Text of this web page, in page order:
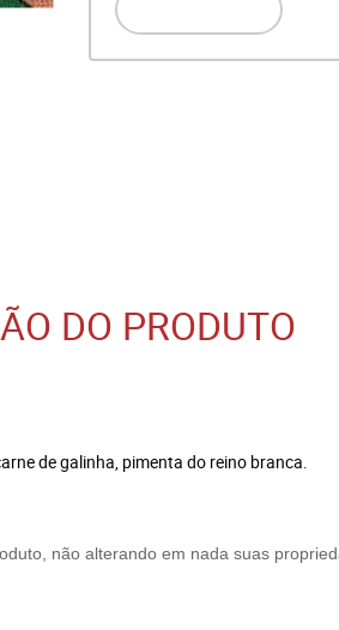
DO PRODUTO
de galinha, pimenta do reino branca.
não alterando em nada suas